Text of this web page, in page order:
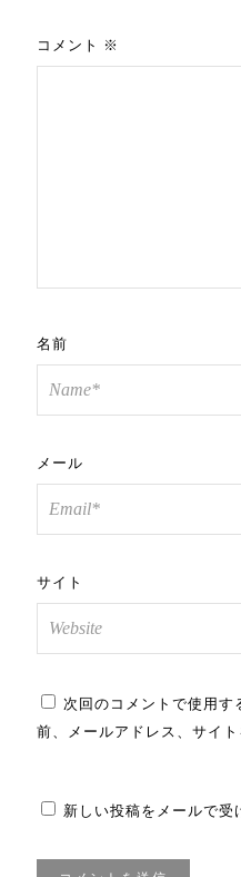
コメント ※
名前
メール
サイト
次回のコメントで使用す
前、メールアドレス、サイト
新しい投稿をメールで受